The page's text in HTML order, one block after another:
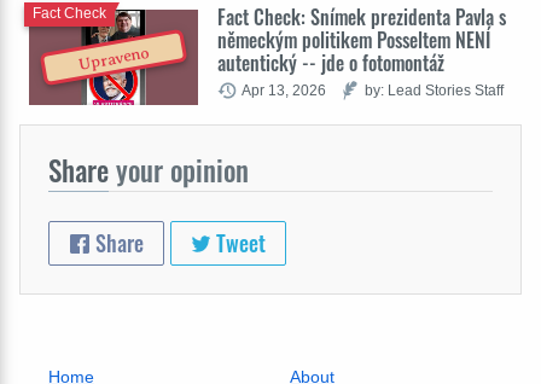
Upraveno
Fact Check: Snímek prezidenta Pavla s
německým politikem Posseltem NENÍ
autentický -- jde o fotomontáž
Fact Check
Apr 13, 2026 by: Lead Stories Staff
Shareyour opinion
Share Tweet
Home
About